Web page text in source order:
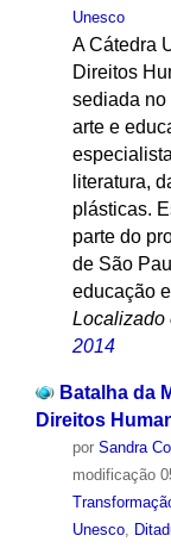
Unesco
A Cátedra
Direitos
sediada no
arte e
literatura,
plásticas.
parte do
de São
educação
Localizado
2014
Batalha da
Direitos
por Sandra
modificação
Unesco,